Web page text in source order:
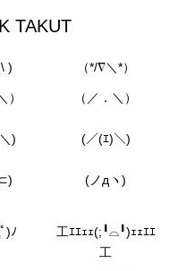
TAKUT
) （*/∇＼*）
） （／．＼）
) (／(ｴ)＼)
(ノдヽ)
)ﾉ
工ｴｴｪｪ(;╹⌓╹)ｪｪｴｴ
工